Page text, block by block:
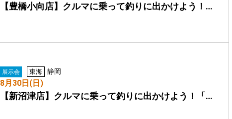
【豊橋小向店】クルマに乗って釣りに出かけよう！…
展示会 東海 静岡
8月30日(日)
【新沼津店】クルマに乗って釣りに出かけよう！「…